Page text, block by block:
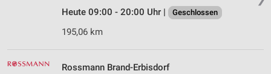
Heute 09:00 - 20:00 Uhr |
Geschlossen
195,06 km
Rossmann Brand-Erbisdorf
Wir nutzen Ihre Daten für folgende Zwecke:
IAB-Verarbeitungszwecke: